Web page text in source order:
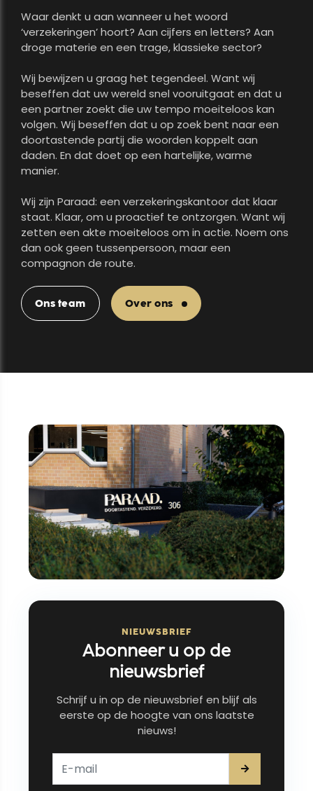
Waar denkt u aan wanneer u het woord
‘verzekeringen’ hoort? Aan cijfers en letters? Aan
droge materie en een trage, klassieke sector?
Wij bewijzen u graag het tegendeel. Want wij
beseffen dat uw wereld snel vooruitgaat en dat u
een partner zoekt die uw tempo moeiteloos kan
volgen. Wij beseffen dat u op zoek bent naar een
doortastende partij die woorden koppelt aan
daden. En dat doet op een hartelijke, warme
manier.
Wij zijn Paraad: een verzekeringskantoor dat klaar
staat. Klaar, om u proactief te ontzorgen. Want wij
zetten een akte moeiteloos om in actie. Noem ons
dan ook geen tussenpersoon, maar een
compagnon de route.
Ons team Over ons
NIEUWSBRIEF
Abonneer u op de
nieuwsbrief
Schrijf u in op de nieuwsbrief en blijf als
eerste op de hoogte van ons laatste
nieuws!